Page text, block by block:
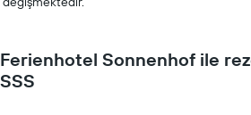
Ferienhotel Sonnenhof ile
SSS